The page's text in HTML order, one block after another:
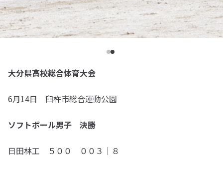
大分県高校総合体育大会
6月14日 臼杵市総合運動公園
ソフトボール男子 決勝
日田林工 ５００ ００３｜８